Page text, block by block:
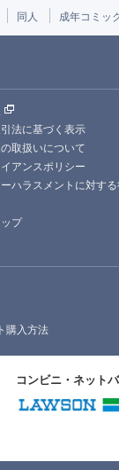
同人 成年コミッ
法に基づく表示
取扱いについて
アンスポリシー
ハラスメントに対す
プ
購入方法
コンビニ・ネット